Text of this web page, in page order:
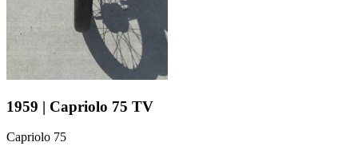
1959 | Capriolo 75 TV
Capriolo 75